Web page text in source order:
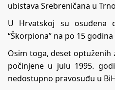
ubistava Srebreničana u
U Hrvatskoj su osuđena
“Škorpiona” na po 15
Osim toga, deset optuženih
počinjene u julu 1995.
nedostupno pravosuđu u